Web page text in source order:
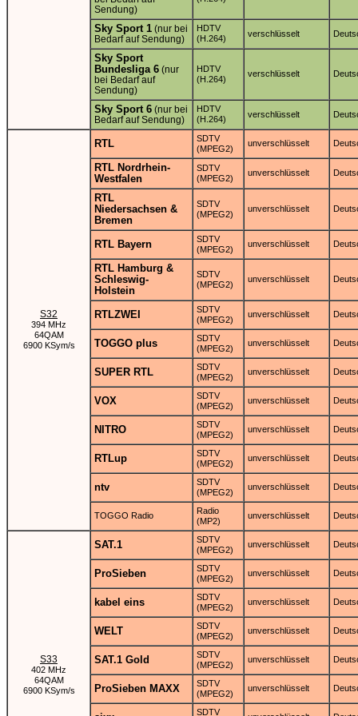
Sendung)
Sky Sport 1 (nur bei
Bedarf auf Sendung)
HDTV
(H.264)
verschlüsselt
Sky Sport
Bundesliga 6 (nur
bei Bedarf auf
Sendung)
HDTV
(H.264)
verschlüsselt
Sky Sport 6 (nur bei
Bedarf auf Sendung)
HDTV
(H.264)
verschlüsselt
S32
394 MHz
64QAM
6900 KSym/s
RTL
SDTV
(MPEG2)
unverschlüsselt
RTL Nordrhein-
Westfalen
SDTV
(MPEG2)
unverschlüsselt
RTL
Niedersachsen &
Bremen
SDTV
(MPEG2)
unverschlüsselt
RTL Bayern
SDTV
(MPEG2)
unverschlüsselt
RTL Hamburg &
Schleswig-
Holstein
SDTV
(MPEG2)
unverschlüsselt
RTLZWEI
SDTV
(MPEG2)
unverschlüsselt
TOGGO plus
SDTV
(MPEG2)
unverschlüsselt
SUPER RTL
SDTV
(MPEG2)
unverschlüsselt
VOX
SDTV
(MPEG2)
unverschlüsselt
NITRO
SDTV
(MPEG2)
unverschlüsselt
RTLup
SDTV
(MPEG2)
unverschlüsselt
ntv
SDTV
(MPEG2)
unverschlüsselt
TOGGO Radio
Radio
(MP2)
unverschlüsselt
S33
402 MHz
64QAM
6900 KSym/s
SAT.1
SDTV
(MPEG2)
unverschlüsselt
ProSieben
SDTV
(MPEG2)
unverschlüsselt
kabel eins
SDTV
(MPEG2)
unverschlüsselt
WELT
SDTV
(MPEG2)
unverschlüsselt
SAT.1 Gold
SDTV
(MPEG2)
unverschlüsselt
ProSieben MAXX
SDTV
(MPEG2)
unverschlüsselt
SDTV